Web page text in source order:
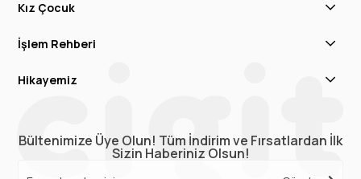
Kız Çocuk
İşlem Rehberi
Hikayemiz
Bültenimize Üye Olun! Tüm İndirim ve Fırsatlardan İlk
Sizin Haberiniz Olsun!